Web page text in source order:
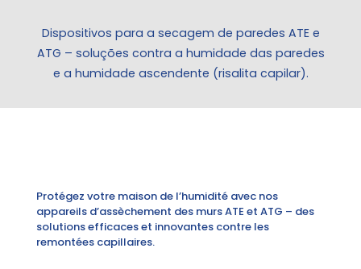
Dispositivos para a secagem de paredes ATE e
ATG – soluções contra a humidade das paredes
e a humidade ascendente (risalita capilar).
Protégez votre maison de l’humidité avec nos
appareils d’assèchement des murs ATE et ATG – des
solutions efficaces et innovantes contre les
remontées capillaires.